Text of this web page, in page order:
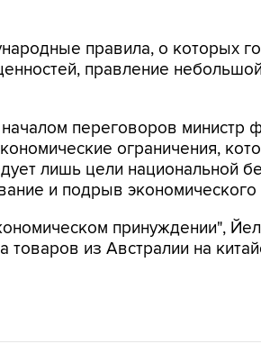
правила, о которых
правление
переговоров
ограничения,
лишь цели национальной
и подрыв экономического
принуждении",
товаров из Австралии на